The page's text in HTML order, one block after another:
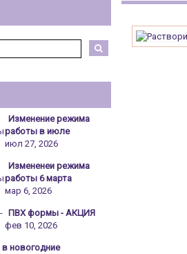
Изменение режима
работы в июле
июл 27, 2026
Измененеи режима
работы 6 марта
мар 6, 2026
ПВХ формы - АКЦИЯ
фев 10, 2026
новогодние